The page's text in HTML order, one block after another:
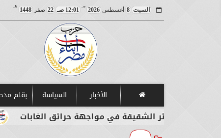
السبت 8 أغسطس2026
مـ
12:01 صـ 22 صفر1448
هـ
الأخبار السياسة بقلم
مصر تدين الشقيقة في مواجهة حرائق الغابات